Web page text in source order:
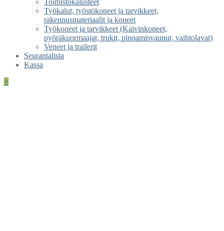
Toimistokalusteet
Työkalut, työstökoneet ja tarvikkeet,
rakennusmateriaalit ja koneet
Työkoneet ja tarvikkeet (Kaivinkoneet,
pyöräkuormaajat, trukit, pinoamisvaunut, vaihtolavat)
Veneet ja trailerit
Seurantalista
Kassa
<